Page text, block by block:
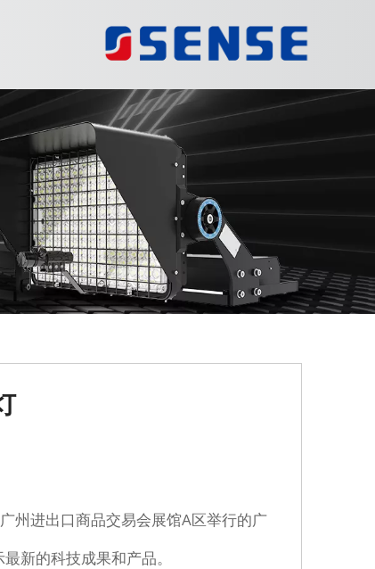
州进出口商品交易会展馆A区举行的广
新的科技成果和产品。